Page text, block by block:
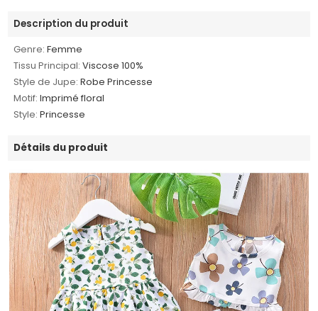
Description du produit
Genre: Femme
Tissu Principal: Viscose 100%
Style de Jupe: Robe Princesse
Motif: Imprimé floral
Style: Princesse
Détails du produit